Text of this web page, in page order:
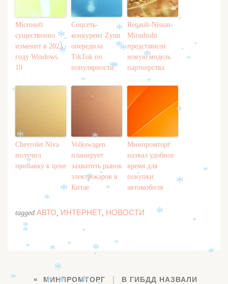
Microsoft
существенно
изменит в 2021
году Windows
10
Соцсеть-
конкурент Zynn
опередила
TikTok по
популярности
Renault-Nissan-
Mitsubishi
представили
новую модель
партнерства
Chevrolet Niva
получил
прибавку к цене
Volkswagen
планирует
захватить рынок
электрокаров в
Китае
Минпромторг
назвал удобное
время для
покупки
автомобиля
tagged АВТО, ИНТЕРНЕТ, НОВОСТИ
МИНПРОМТОРГ
В ГИБДД НАЗВАЛИ
*
*
*
*
*
*
*
*
*
*
*
*
*
*
*
*
*
*
*
*
*
*
*
*
*
*
*
*
*
*
*
*
*
*
*
*
*
*
*
*
*
*
*
*
*
*
*
*
*
*
*
*